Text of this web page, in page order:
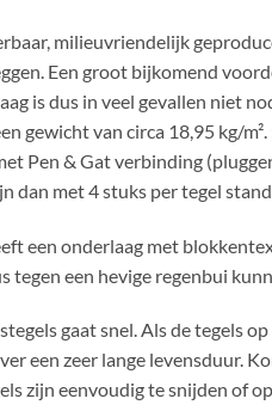
milieuvriendelijk
Een groot bijkomend
is dus in veel gevallen niet
gewicht van circa 18,95 kg/
Pen & Gat verbinding
dan met 4 stuks per tegel
een onderlaag met
een hevige regenbui
gaat snel. Als de tegels
een zeer lange levensduur.
zijn eenvoudig te snijden of